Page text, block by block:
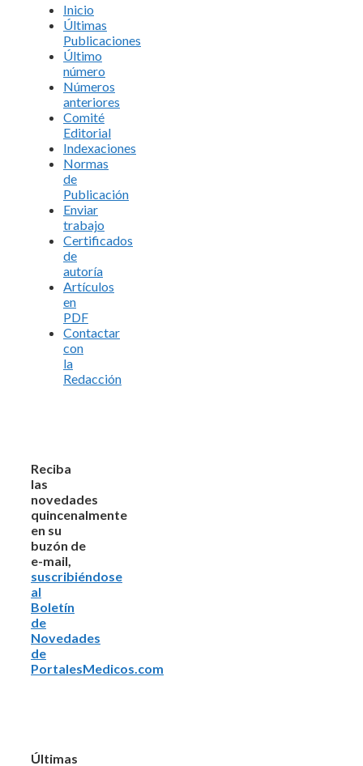
Inicio
Últimas
Publicaciones
Último
número
Números
anteriores
Comité
Editorial
Indexaciones
Normas
de
Publicación
Enviar
trabajo
Certificados
de
autoría
Artículos
en
PDF
Contactar
con
la
Redacción
Reciba
las
novedades
quincenalmente
en su
buzón de
e-mail,
suscribiéndose
al
Boletín
de
Novedades
de
PortalesMedicos.com
Últimas